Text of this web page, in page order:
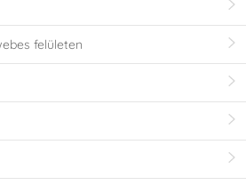
felületen